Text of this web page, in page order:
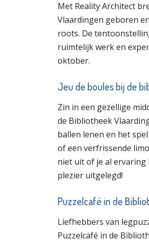
Met Reality Architect
Vlaardingen geboren
roots. De
ruimtelijk werk en
oktober.
Jeu de boules bij de
Zin in een gezellige
de Bibliotheek
ballen lenen en het
of een verfrissende
niet uit of je al
plezier uitgelegd!
Puzzelcafé in de
Liefhebbers van
Puzzelcafé in de